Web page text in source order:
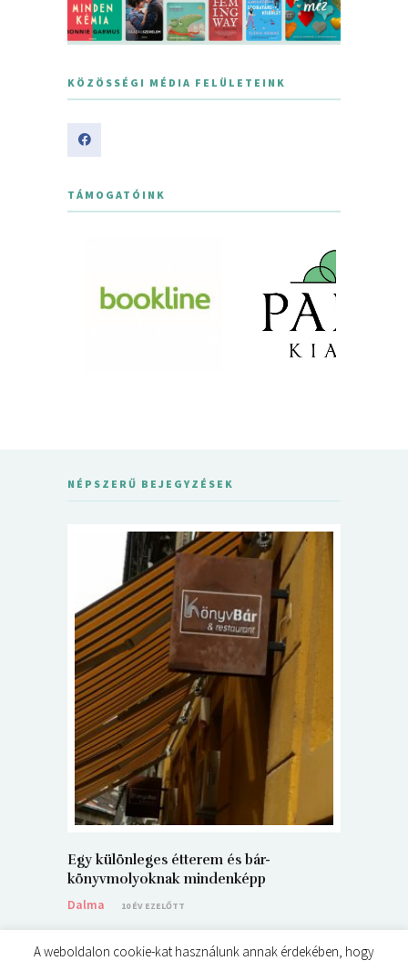
KÖZÖSSÉGI MÉDIA FELÜLETEINK
TÁMOGATÓINK
NÉPSZERŰ BEJEGYZÉSEK
Egy különleges étterem és bár-
könyvmolyoknak mindenképp
Dalma
10 ÉV EZELŐTT
A weboldalon cookie-kat használunk annak érdekében, hogy